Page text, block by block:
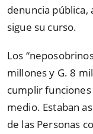
denuncia
sigue su curso.
Los
millones y G. 8
cumplir
medio. Estaban
de las Personas